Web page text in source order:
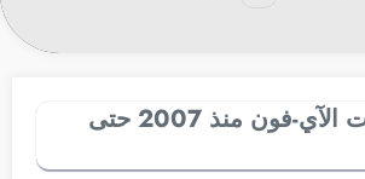
تاريخ مؤتمرات الآي-فون منذ 2007 حتى